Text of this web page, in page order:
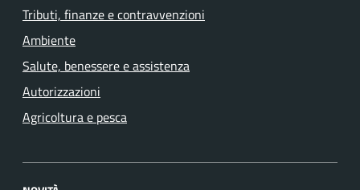
Tributi, finanze e contravvenzioni
Ambiente
Salute, benessere e assistenza
Autorizzazioni
Agricoltura e pesca